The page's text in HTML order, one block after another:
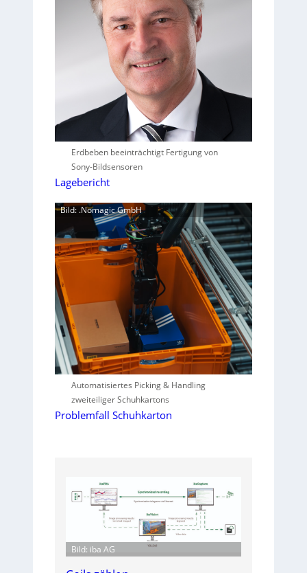
Erdbeben beeinträchtigt Fertigung von
Sony-Bildsensoren
Lagebericht
Bild: .Nomagic GmbH
Automatisiertes Picking & Handling
zweiteiliger Schuhkartons
Problemfall Schuhkarton
Bild: iba AG